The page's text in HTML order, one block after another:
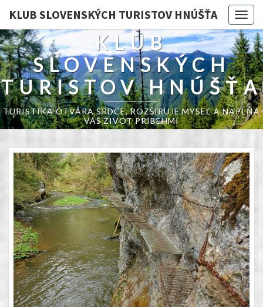
KLUB SLOVENSKÝCH TURISTOV HNÚŠŤA
KLUB
SLOVENSKÝCH
TURISTOV HNÚŠŤA
TURISTIKA OTVÁRA SRDCE, ROZŠIRUJE MYSEĽ A NAPĹŇA
VÁŠ ŽIVOT PRÍBEHMI